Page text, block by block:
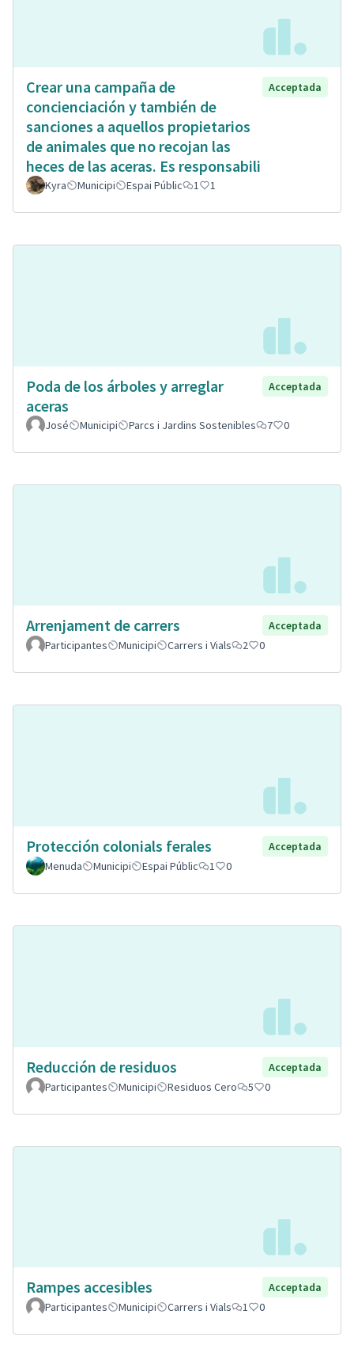
Crear una campaña de
concienciación y también de
sanciones a aquellos propietarios
de animales que no recojan las
heces de las aceras. Es responsabili
Acceptada
Kyra Municipi Espai Públic 1 1
Poda de los árboles y arreglar
aceras
Acceptada
José Municipi Parcs i Jardins Sostenibles 7 0
Arrenjament de carrers
Acceptada
Participantes
Municipi Carrers i Vials 2 0
Protección colonials ferales
Acceptada
Menuda
Municipi Espai Públic 1 0
Reducción de residuos
Acceptada
Participantes
Municipi Residuos Cero 5 0
Rampes accesibles
Acceptada
Participantes
Municipi Carrers i Vials 1 0